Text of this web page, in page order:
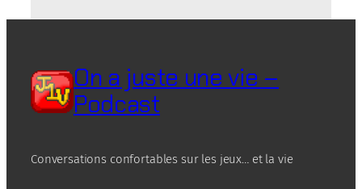
On a juste une vie –
Podcast
Conversations confortables sur les jeux… et la vie